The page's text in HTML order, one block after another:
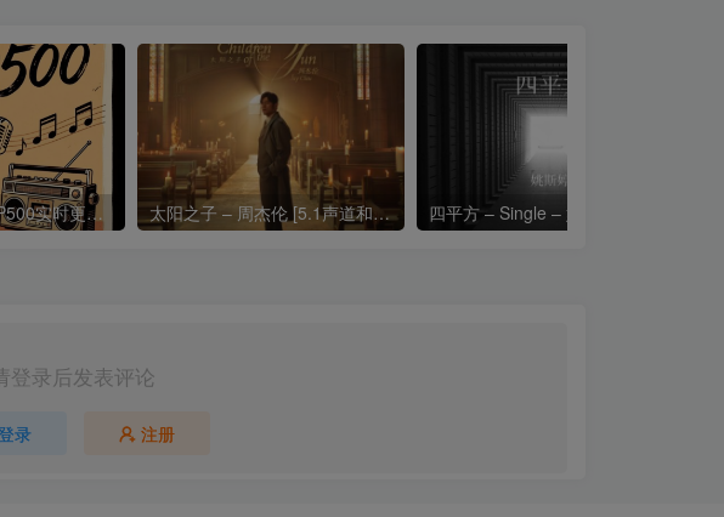
热门流行歌曲TOP500实时更新192khz/24bit【母带音质】 太阳之子 – 周杰伦 [5.1声道和192k母带] 四平方 – Single – 姚斯婷
登录后发表评论
录 注册